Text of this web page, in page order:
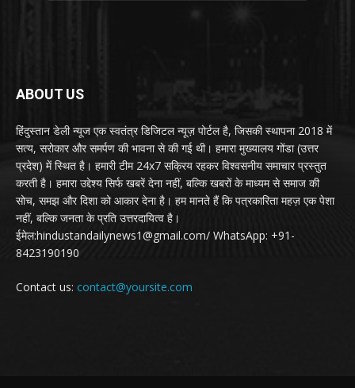
ABOUT US
हिंदुस्तान डेली न्यूज एक स्वतंत्र डिजिटल न्यूज़ पोर्टल है, जिसकी स्थापना 2018 में
सत्य, सरोकार और समर्पण की भावना से की गई थी। हमारा मुख्यालय गोंडा (उत्तर
प्रदेश) में स्थित है। हमारी टीम 24x7 सक्रिय रहकर विश्वसनीय समाचार प्रस्तुत
करती है। हमारा उद्देश्य सिर्फ खबरें देना नहीं, बल्कि खबरों के माध्यम से समाज की
सोच, समझ और दिशा को आकार देना है। हम मानते हैं कि पत्रकारिता महज़ एक पेशा
नहीं, बल्कि जनता के प्रति उत्तरदायित्व है।
ईमेल:hindustandailynews1@gmail.com/ WhatsApp: +91-
8423190190
Contact us: contact@yoursite.com